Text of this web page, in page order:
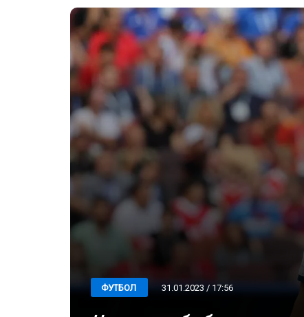
ФУТБОЛ 31.01.2023 / 17:56